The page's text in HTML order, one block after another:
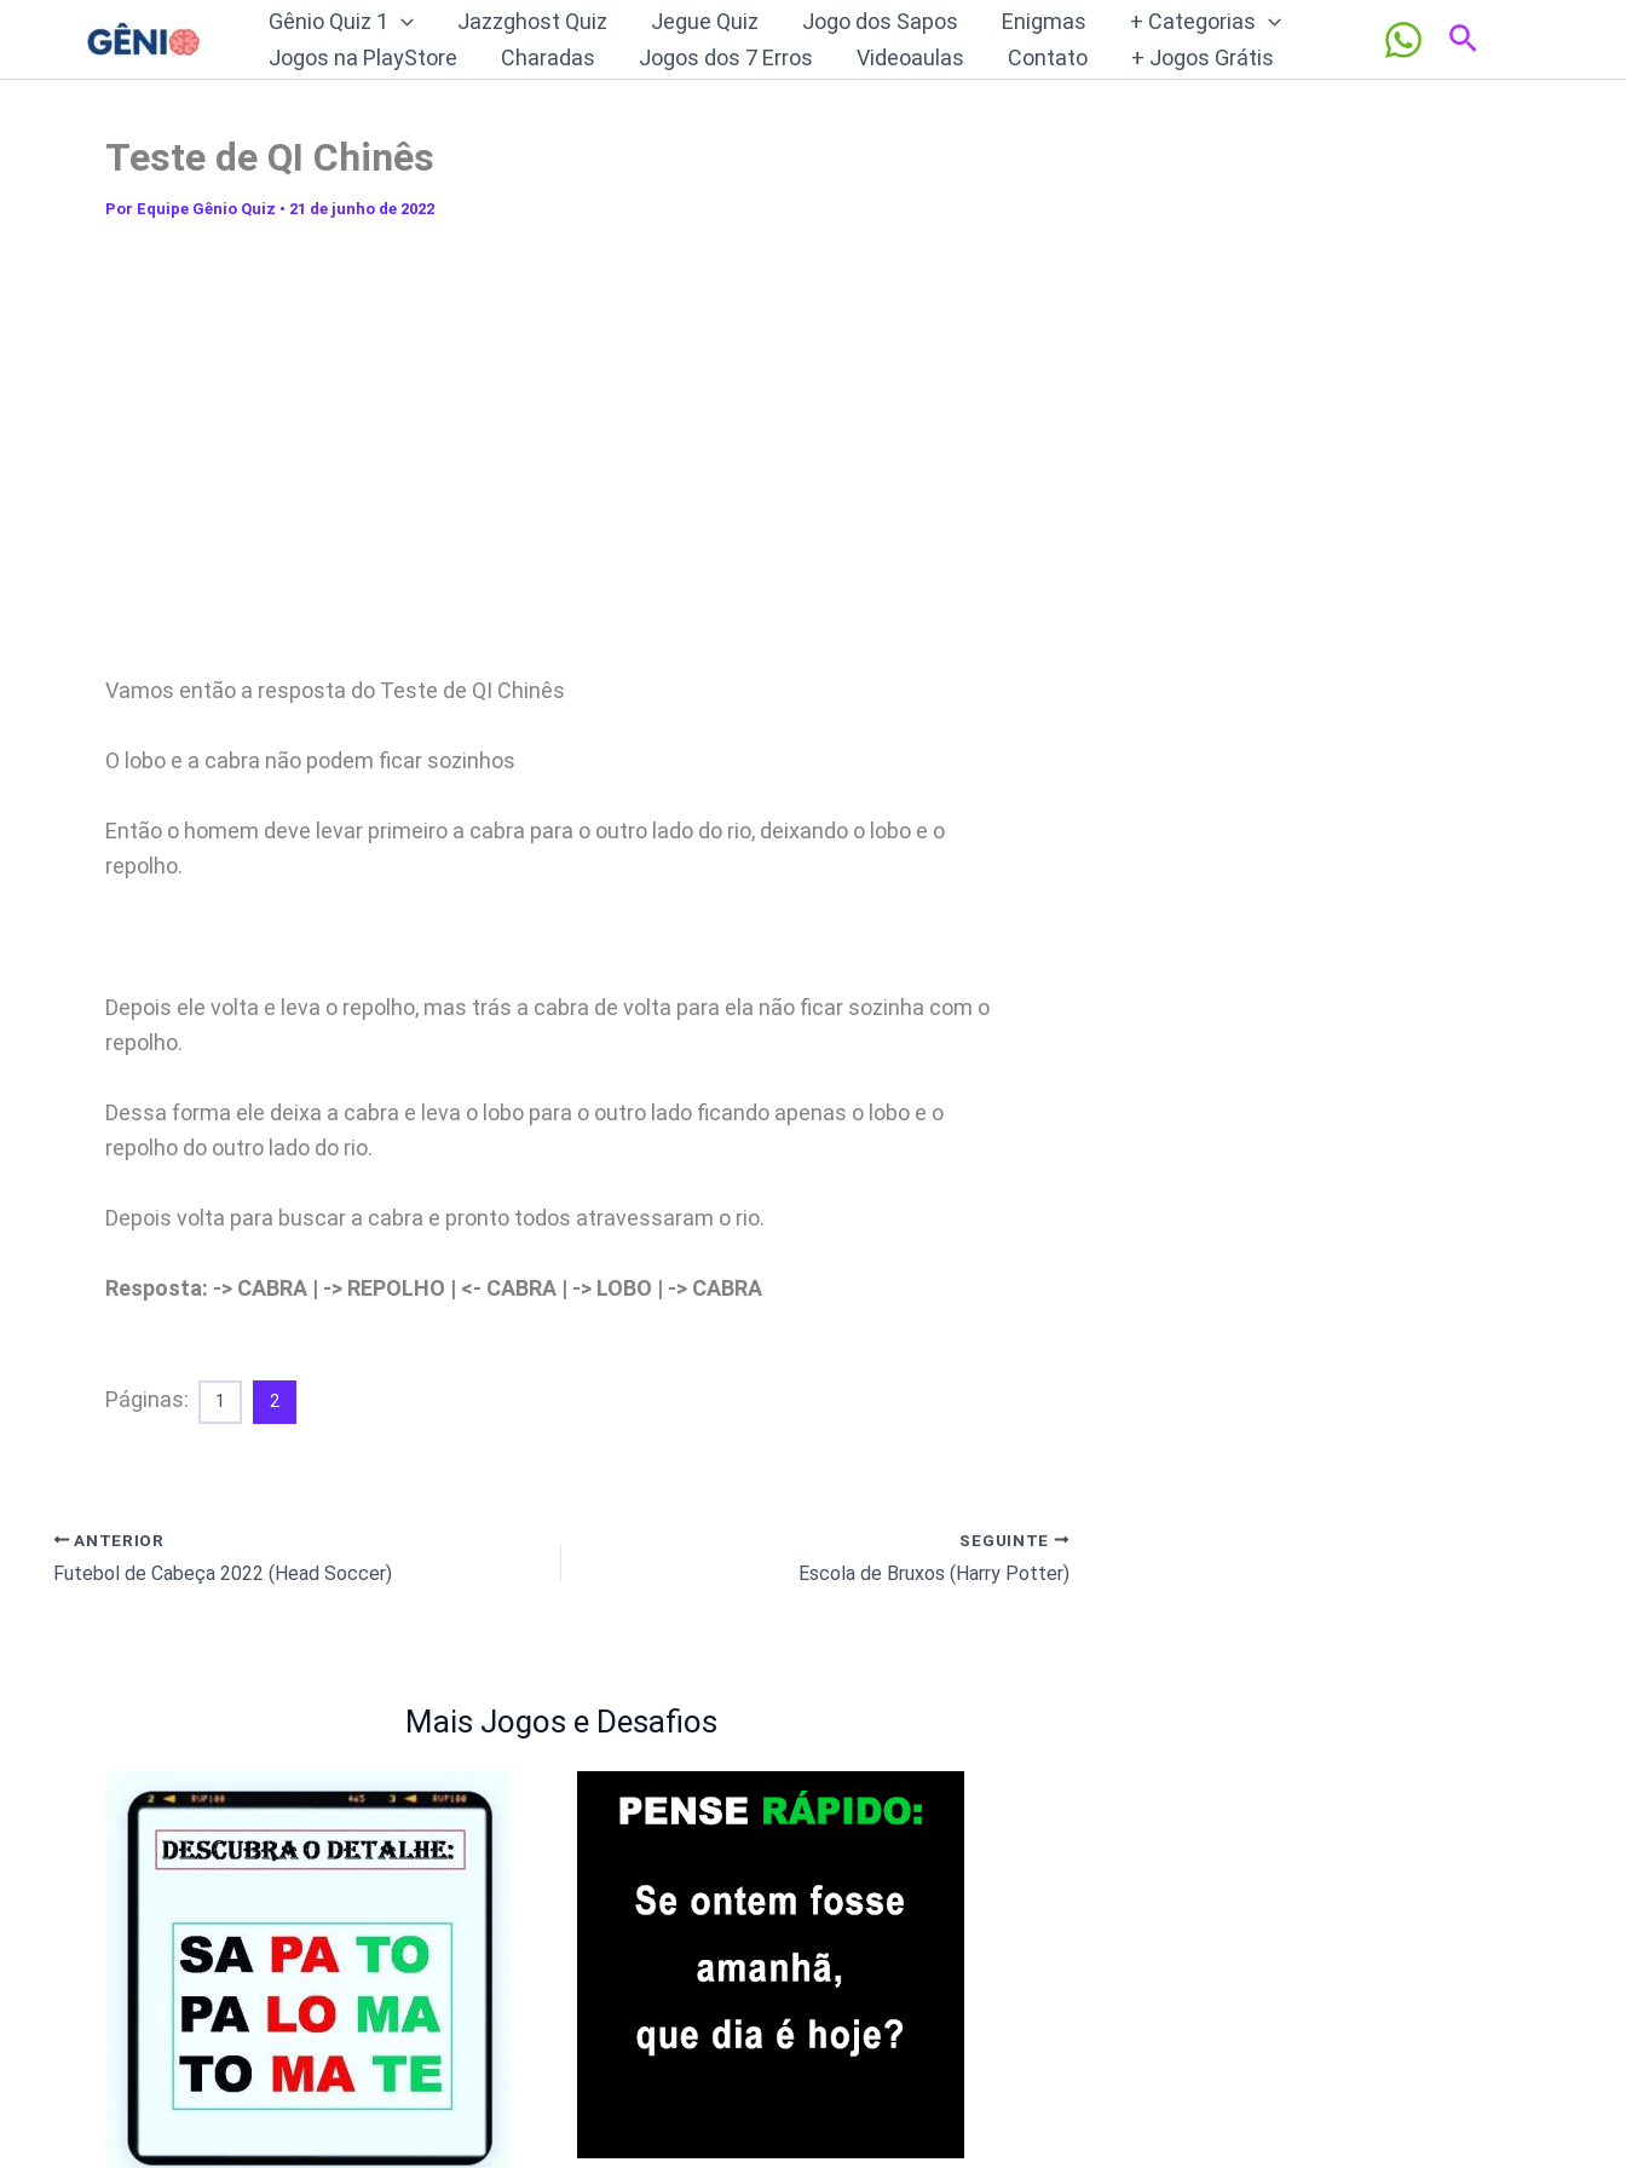
o
Gênio Quiz 1 Jazzghost Quiz Jegue Quiz Jogo dos Sapos Enigmas
+ Categorias
Jogos na PlayStore
Charadas Jogos dos 7 Erros Videoaulas Contato + Jogos Grátis
Pesquisar
Teste de QI Chinês
Por Equipe Gênio Quiz • 21 de junho de 2022
Vamos então a resposta do Teste de QI Chinês
O lobo e a cabra não podem ficar sozinhos
Então o homem deve levar primeiro a cabra para o outro lado do rio, deixando o lobo e o
repolho.
Depois ele volta e leva o repolho, mas trás a cabra de volta para ela não ficar sozinha com o
repolho.
Dessa forma ele deixa a cabra e leva o lobo para o outro lado ficando apenas o lobo e o
repolho do outro lado do rio.
Depois volta para buscar a cabra e pronto todos atravessaram o rio.
Resposta: -> CABRA | -> REPOLHO | <- CABRA | -> LOBO | -> CABRA
Páginas: 1 2
ANTERIOR
Futebol de Cabeça 2022 (Head Soccer)
SEGUINTE
Escola de Bruxos (Harry Potter)
Mais Jogos e Desafios